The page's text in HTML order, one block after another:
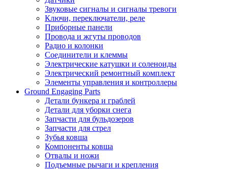
Звуковые сигналы и сигналы тревоги
Ключи, переключатели, реле
Приборные панели
Провода и жгуты проводов
Радио и колонки
Соединители и клеммы
Электрические катушки и соленоиды
Электрический ремонтный комплект
Элементы управления и контроллеры
Ground Engaging Parts
Детали бункера и граблей
Детали для уборки снега
Запчасти для бульдозеров
Запчасти для стрел
Зубья ковша
Компоненты ковша
Отвалы и ножи
Подъемные рычаги и крепления